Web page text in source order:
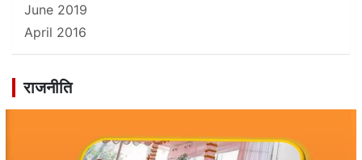
June 2019
April 2016
राजनीति